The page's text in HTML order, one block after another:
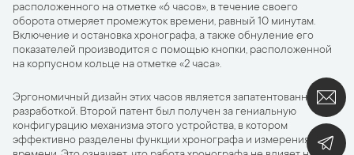
расположенного на отметке «6 часов», в течение своего
оборота отмеряет промежуток времени, равный 10 минутам.
Включение и остановка хронографа, а также обнуление его
показателей производится с помощью кнопки, расположенной
на корпусном кольце на отметке «2 часа».
Эргономичный дизайн этих часов является запатентованной
разработкой. Второй патент был получен за гениальную
конфигурацию механизма этого устройства, в котором
эффективно разделены функции хронографа и измерения